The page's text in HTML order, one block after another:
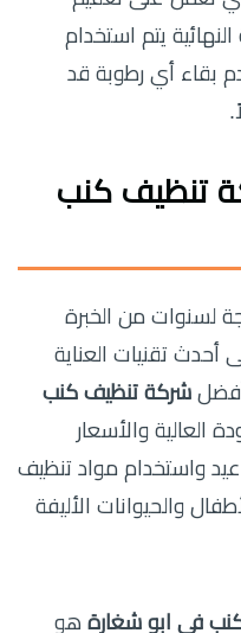
يتم استخدام
بقاء أي رطوبة قد
تنظيف كنب
لسنوات من الخبرة
أحدث تقنيات العناية
أفضل شركة تنظيف كنب
العالية والأسعار
واستخدام مواد تنظيف
والحيوانات الأليفة
في ابو شغارة هو